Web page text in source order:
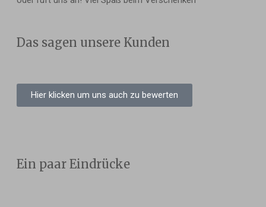
Das sagen unsere Kunden
Hier klicken um uns auch zu bewerten
Ein paar Eindrücke